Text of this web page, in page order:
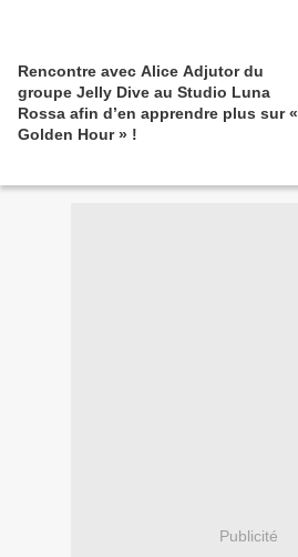
Rencontre avec Alice Adjutor du
groupe Jelly Dive au Studio Luna
Rossa afin d’en apprendre plus sur «
Golden Hour » !
Publicité